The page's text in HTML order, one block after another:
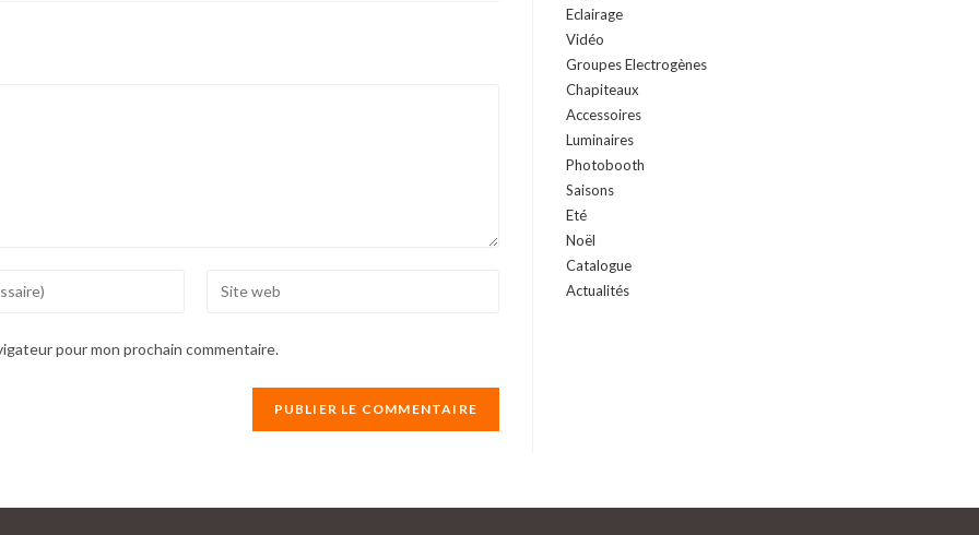
Enter
(optional)
pour mon prochain commentaire.
Eclairage
Vidéo
Groupes Electrogènes
Chapiteaux
Accessoires
Luminaires
Photobooth
Saisons
Eté
Noël
Catalogue
Actualités